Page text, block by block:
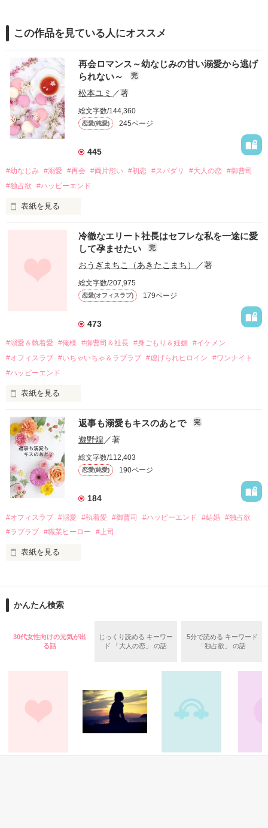
この作品を見ている人にオススメ
再会ロマンス～幼なじみの甘い溺愛から逃げ
られない～
完
松本ユミ ／著
総文字数/144,360
恋愛(純愛) 245ページ
445
#幼なじみ #溺愛 #再会 #両片想い #初恋 #スパダリ #大人の恋 #御曹司
#独占欲
#ハッピーエンド
表紙を見る
幼なじみの哲平に淡い恋心を抱いていた美桜。
しかし、ある出来事をきっかけに二人の関係は壊れてしまう。
関係修復もできないまま、美桜は両親の離婚によって
引っ越すことになり、哲平とも離れ離れになった。
それから約十二年後。
過去の傷から、二度と会いたくないと思っていた哲平に
運命のような再会を果たす。
酔った勢いで一夜を共にしてしまった。
さらに、美桜が初めてだと知った哲平は
『責任をとる、結婚しよう』と真っ直ぐに告げてきた。
戸惑う美桜とは裏腹に、好きという気持ちを隠すことなく
甘やかしてくる。
そんなある日、哲平は美桜がストーカー被害に
遭っていることを知る。
美桜を守るため、哲平は同居を提案してきて――。
夏木美桜(なつきみお)
鳴海哲平 (なるみてっぺい)
2026.6.5～2026.7.25
＊以前、公開していた話の改稿版です＊
作品を読む
冷徹なエリート社長はセフレな私を一途に愛
して孕ませたい
完
おうぎまちこ（あきたこまち） ／著
総文字数/207,975
恋愛(オフィスラブ) 179ページ
473
#溺愛＆執着愛 #俺様 #御曹司＆社長 #身ごもり＆妊娠 #イケメン
#オフィスラブ #いちゃいちゃ＆ラブラブ #虐げられヒロイン
#ワンナイト
#ハッピーエンド
表紙を見る
おかしな噂を流されて前の職場でうまくいかなかった梅田美
桜は、海外で傷心旅行をしていたところ、日本人美青年と出会
い、酒の勢いもあり一夜限りの関係となる。
帰国後、美桜は新しい職場でワンナイトした美青年と再会。
なんと彼の正体は、とある財閥御曹司にも関わらず、一族を離
れて起業した新進気鋭の実業家、社内でも冷徹だと評判な社長
――御影恭司その人だったのだ――！
なぜか恭司から飼い猫の世話係を命じられた美桜は、猫の世
の関係となってしまい――？
返事も溺愛もキスのあとで 完
遊野煌 ／著
総文字数/112,403
恋愛(純愛) 190ページ
184
#オフィスラブ #溺愛 #執着愛 #御曹司 #ハッピーエンド #結婚 #独占欲
#ラブラブ #職業ヒーロー #上司
表紙を見る
ションの企画戦略室で働いている。
めた、同期で恋人の石垣守（26）がいるのだが、後輩の姫原由
いた。
守と由羅から『便利屋雛子』と馬鹿にされ、一人こっそり泣い
鷹哉『宜しくな、俺の雛子』🦅
雛子『俺の……ひぃ、雛子？！！！』🐥
シゴデキで冷徹な上司が見せる素顔は、なぜか想像以上に甘く
かんたん検索
30代女性向けの元気が出
る話
じっくり読める キーワー
ド 「大人の恋」 の話
5分で読める キーワード
「独占欲」 の話